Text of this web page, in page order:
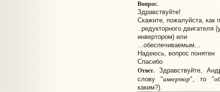
Вопрос.
Здравствуйте!
Скажите, пожалуйста, как
..редукторного двигателя
инвертором) или
...обеспечиваемым...
Надеюсь, вопрос понятен
Спасибо
Ответ.Здравствуйте,
слову "инвертор", то "
каким?).